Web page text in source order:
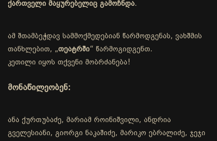
ქართველი მაყურებელიც გამოჩნდა.
ამ შთამბეჭდავ სამმოქმედებიან წარმოდგენას, ვახშმის
თანხლებით, „თეატრში“ წარმოგიდგენთ.
კეთილი იყოს თქვენი მობრძანება!
მონაწილეობენ:
ანა ქურთუბაძე, მარიამ როინიშვილი, ანდრია
გველესიანი, გიორგი ნაკაშიძე, მარიკო ებრალიძე, ჯეჯი